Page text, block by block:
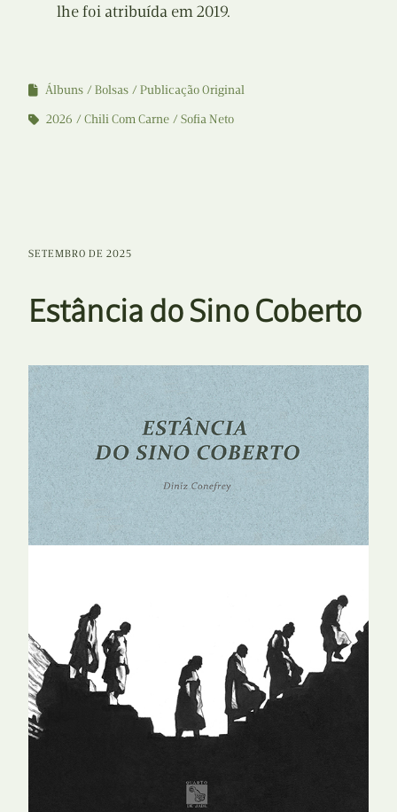
lhe foi atribuída em 2019.
Álbuns Bolsas
Publicação Original
2026
Chili Com Carne Sofia Neto
SETEMBRO DE 2025
Estância do Sino Coberto